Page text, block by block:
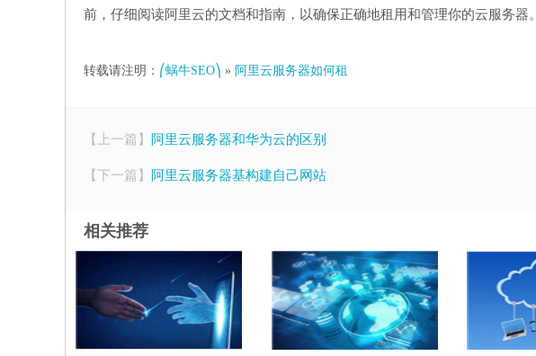
前，仔细阅读阿里云的文档和指南，以确保正确地租用和管理你的云服务器。
转载请注明： ⎛蜗牛SEO⎞ » 阿里云服务器如何租
【上一篇】 阿里云服务器和华为云的区别
【下一篇】 阿里云服务器基构建自己网站
相关推荐